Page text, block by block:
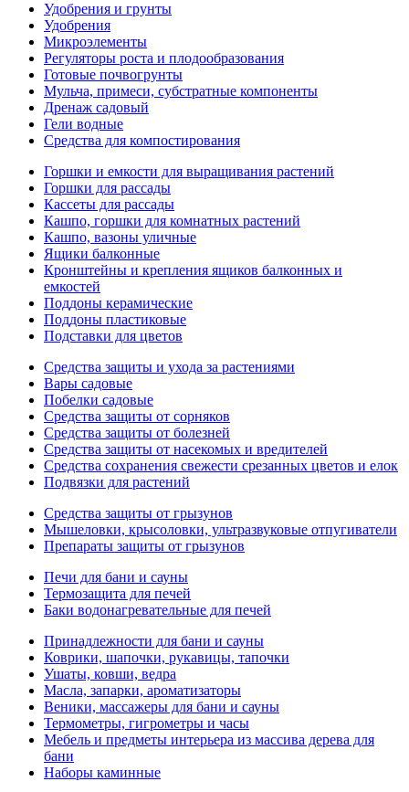
Удобрения и грунты
Удобрения
Микроэлементы
Регуляторы роста и плодообразования
Готовые почвогрунты
Мульча, примеси, субстратные компоненты
Дренаж садовый
Гели водные
Средства для компостирования
Горшки и емкости для выращивания растений
Горшки для рассады
Кассеты для рассады
Кашпо, горшки для комнатных растений
Кашпо, вазоны уличные
Ящики балконные
Кронштейны и крепления ящиков балконных и
емкостей
Поддоны керамические
Поддоны пластиковые
Подставки для цветов
Средства защиты и ухода за растениями
Вары садовые
Побелки садовые
Средства защиты от сорняков
Средства защиты от болезней
Средства защиты от насекомых и вредителей
Средства сохранения свежести срезанных цветов и елок
Подвязки для растений
Средства защиты от грызунов
Мышеловки, крысоловки, ультразвуковые отпугиватели
Препараты защиты от грызунов
Печи для бани и сауны
Термозащита для печей
Баки водонагревательные для печей
Принадлежности для бани и сауны
Коврики, шапочки, рукавицы, тапочки
Ушаты, ковши, ведра
Масла, запарки, ароматизаторы
Веники, массажеры для бани и сауны
Термометры, гигрометры и часы
Мебель и предметы интерьера из массива дерева для
бани
Наборы каминные